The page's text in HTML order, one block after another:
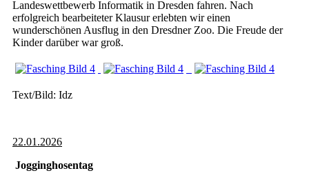
Landeswettbewerb Informatik in Dresden fahren. Nach
erfolgreich bearbeiteter Klausur erlebten wir einen
wunderschönen Ausflug in den Dresdner Zoo. Die Freude der
Kinder darüber war groß.
Text/Bild: Idz
22.01.2026
Jogginghosentag